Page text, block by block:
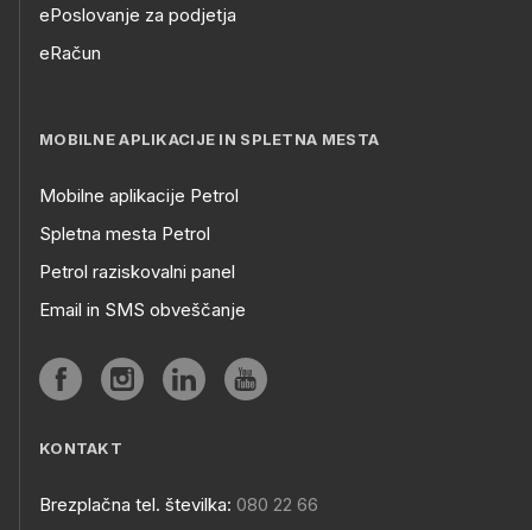
ePoslovanje za podjetja
eRačun
MOBILNE APLIKACIJE IN SPLETNA MESTA
Mobilne aplikacije Petrol
Spletna mesta Petrol
Petrol raziskovalni panel
Email in SMS obveščanje
KONTAKT
Brezplačna tel. številka: 080 22 66